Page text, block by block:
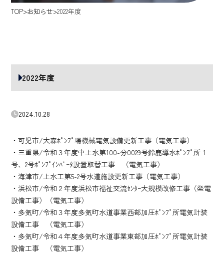
TOP お知らせ 2022年度
2022年度
2024.10.28
・可児市/大森ﾎﾟﾝﾌﾟ場機械電気設備更新工事（電気工事）
・三重県/令和３年度中上水第100-分0029号鈴鹿導水ﾎﾟﾝﾌﾟ所１
号、2号ﾎﾟﾝﾌﾟｲﾝﾊﾞｰﾀ設置取替工事 （電気工事）
・海津市/上水工第5-2号水道施設更新工事（電気工事）
・浜松市/令和２年度浜松市福祉交流ｾﾝﾀｰ大規模改修工事（発電
設備工事）（電気工事）
・多気町/令和３年度多気町水道事業西部加圧ﾎﾟﾝﾌﾟ所電気計装
設備工事 （電気工事）
・多気町/令和４年度多気町水道事業東部加圧ﾎﾟﾝﾌﾟ所電気計装
設備工事 （電気工事）